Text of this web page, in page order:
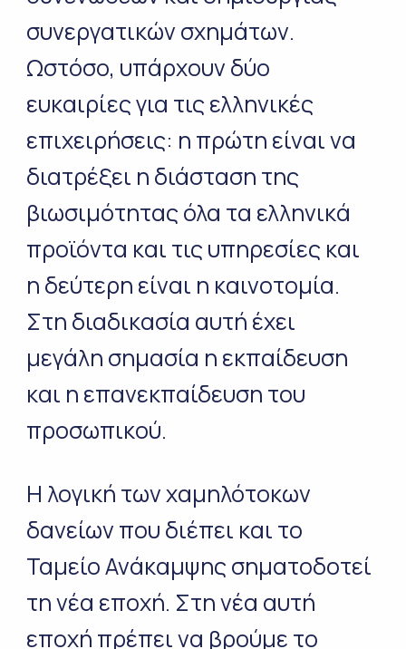
συνεργατικών σχημάτων.
Ωστόσο, υπάρχουν δύο
ευκαιρίες για τις ελληνικές
επιχειρήσεις: η πρώτη είναι να
διατρέξει η διάσταση της
βιωσιμότητας όλα τα ελληνικά
προϊόντα και τις υπηρεσίες και
η δεύτερη είναι η καινοτομία.
Στη διαδικασία αυτή έχει
μεγάλη σημασία η εκπαίδευση
και η επανεκπαίδευση του
προσωπικού.
Η λογική των χαμηλότοκων
δανείων που διέπει και το
Ταμείο Ανάκαμψης σηματοδοτεί
τη νέα εποχή. Στη νέα αυτή
εποχή πρέπει να βρούμε το